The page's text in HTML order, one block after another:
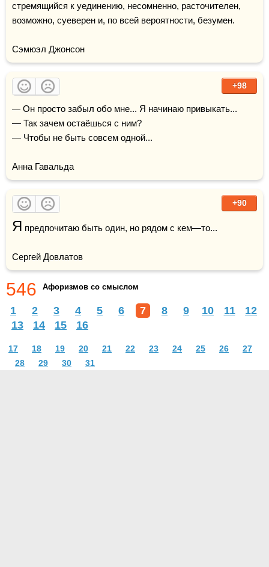
стремящийся к уединению, несомненно, расточителен,
возможно, суеверен и, по всей вероятности, безумен.
Сэмюэл Джонсон
+98
— Он просто забыл обо мне... Я начинаю привыкать...
— Так зачем остаёшься с ним?
— Чтобы не быть совсем одной...
Анна Гавальда
+90
Я предпочитаю быть один, но рядом с кем—то...
Сергей Довлатов
546 Афоризмов со смыслом
1 2 3 4 5 6 7 8 9 10 11
12
13
14 15 16
17 18 19 20 21 22 23 24 25 26
27
28
29 30 31